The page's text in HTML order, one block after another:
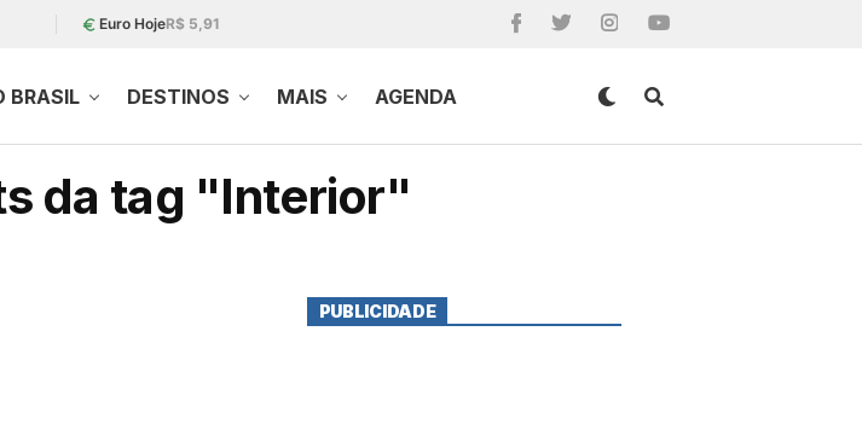
Euro HojeR$ 5,91
BRASIL DESTINOS MAIS AGENDA
da tag "Interior"
PUBLICIDADE